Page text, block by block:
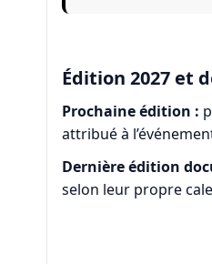
Édition 2027 et
Prochaine édition :
attribué à
Dernière édition
selon leur propre